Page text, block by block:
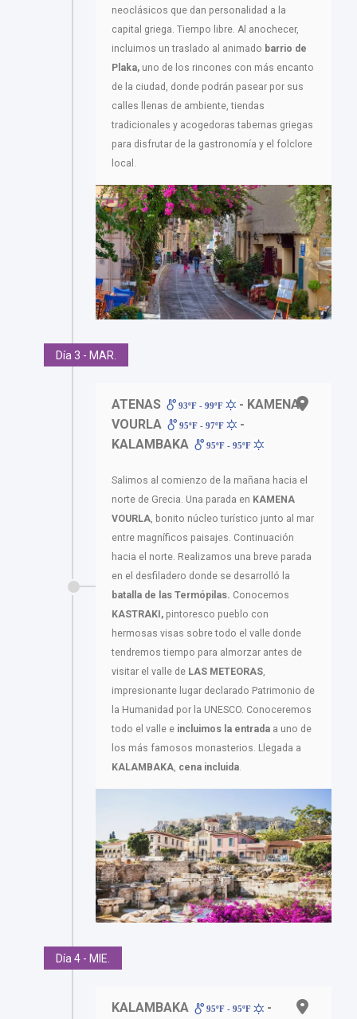
neoclásicos que dan personalidad a la
capital griega. Tiempo libre. Al anochecer,
incluimos un traslado al animado barrio de
Plaka, uno de los rincones con más encanto
de la ciudad, donde podrán pasear por sus
calles llenas de ambiente, tiendas
tradicionales y acogedoras tabernas griegas
para disfrutar de la gastronomía y el folclore
local.
Día 3 - MAR.
ATENAS 93ºF - 99ºF
- KAMENA
VOURLA
95ºF - 97ºF
-
KALAMBAKA
95ºF - 95ºF
Salimos al comienzo de la mañana hacia el
norte de Grecia. Una parada en KAMENA
VOURLA , bonito núcleo turístico junto al mar
entre magníficos paisajes. Continuación
hacia el norte. Realizamos una breve parada
en el desfiladero donde se desarrolló la
batalla de las Termópilas. Conocemos
KASTRAKI, pintoresco pueblo con
hermosas visas sobre todo el valle donde
tendremos tiempo para almorzar antes de
visitar el valle de LAS METEORAS
impresionante lugar declarado Patrimonio de
la Humanidad por la UNESCO. Conoceremos
todo el valle e incluimos la entrada a uno de
los más famosos monasterios. Llegada a
KALAMBAKA cena incluida
Día 4 - MIE.
KALAMBAKA 95ºF - 95ºF -